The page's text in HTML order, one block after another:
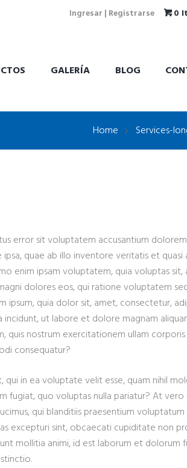
Ingresar | Registrarse 0
GALERÍA BLOG
Home Services-
error sit voluptatem accusantium
quae ab illo inventore veritatis et
enim ipsam voluptatem, quia voluptas sit,
dolores eos, qui ratione voluptatem
ipsum, quia dolor sit, amet, consectetur,
ut labore et dolore magnam
quis nostrum exercitationem ullam
consequatur?
in ea voluptate velit esse, quam nihil
fugiat, quo voluptas nulla pariatur? At
qui blanditiis praesentium
excepturi sint, obcaecati cupiditate non
mollitia animi, id est laborum et dolorum